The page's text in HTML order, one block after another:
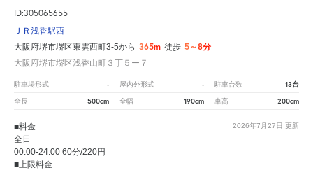
ID:305065655
ＪＲ浅香駅西
大阪府堺市堺区東雲西町3-5から 365m 徒歩 5～8分
大阪府堺市堺区浅香山町３丁５ー７
駐車場形式 - 屋内外形式 - 駐車台数 13台
全長 500cm 全幅 190cm 車高 200cm
2026年7月27日 更新
■料金
全日
00:00-24:00 60分/220円
■上限料金